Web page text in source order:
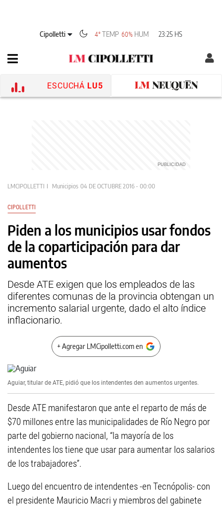
Cipolletti 4°TEMP 60% HUM 23:25 HS
ESCUCHÁ LU5
LMCIPOLLETTI Municipios 04 DE OCTUBRE 2016 - 00:00
CIPOLLETTI
Piden a los municipios usar fondos
de la coparticipación para dar
aumentos
Desde ATE exigen que los empleados de las
diferentes comunas de la provincia obtengan un
incremento salarial urgente, dado el alto índice
inflacionario.
+ Agregar LMCipolletti.com en
Aguiar, titular de ATE, pidió que los intendentes den aumentos urgentes.
Desde ATE manifestaron que ante el reparto de más de
$70 millones entre las municipalidades de Río Negro por
parte del gobierno nacional, “la mayoría de los
intendentes los tiene que usar para aumentar los salarios
de los trabajadores”.
Luego del encuentro de intendentes -en Tecnópolis- con
el presidente Mauricio Macri y miembros del gabinete